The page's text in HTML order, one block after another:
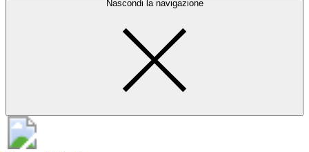
Nascondi la navigazione